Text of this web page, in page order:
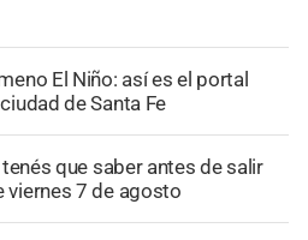
El Niño: así es el portal
de Santa Fe
que saber antes de salir
viernes 7 de agosto